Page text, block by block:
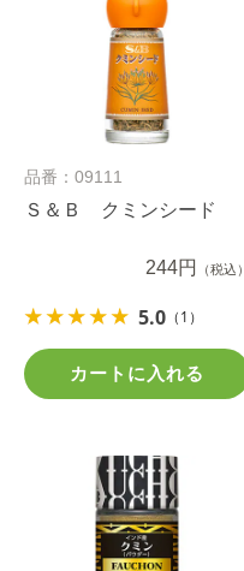
品番：09111
Ｓ＆Ｂ クミンシード
244円 （税込）
5.0 （1）
カートに入れる